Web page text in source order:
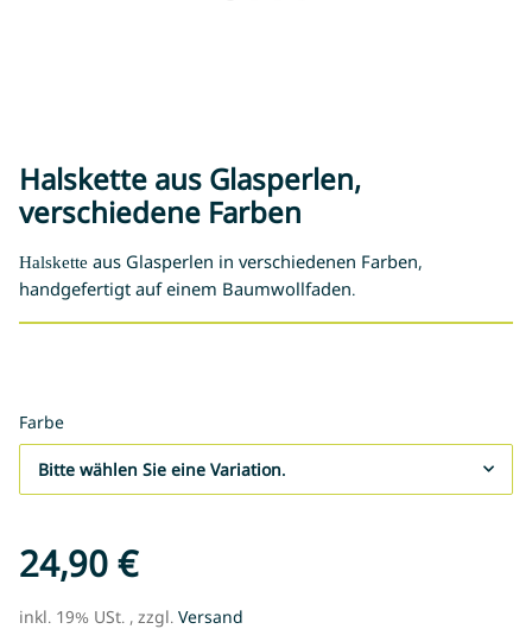
Halskette aus Glasperlen,
verschiedene Farben
Halskette aus Glasperlen in verschiedenen Farben,
handgefertigt auf einem Baumwollfaden.
Farbe
Bitte wählen Sie eine Variation.
24,90 €
inkl. 19% USt. , zzgl. Versand